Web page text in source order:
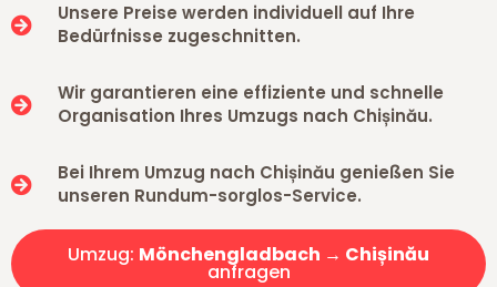
Unsere Preise werden individuell auf Ihre
Bedürfnisse zugeschnitten.
Wir garantieren eine effiziente und schnelle
Organisation Ihres Umzugs nach Chișinău.
Bei Ihrem Umzug nach Chișinău genießen Sie
unseren Rundum-sorglos-Service.
Umzug: Mönchengladbach → Chișinău
anfragen